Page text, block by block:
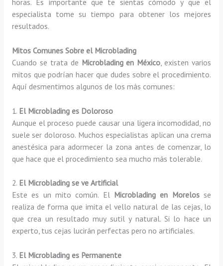
horas. Es importante que te sientas cómodo y que el
especialista tome su tiempo para obtener los mejores
resultados.
Mitos Comunes Sobre el Microblading
Cuando se trata de Microblading en México , existen varios
mitos que podrían hacer que dudes sobre el procedimiento.
Aquí desmentimos algunos de los más comunes:
1. El Microblading es Doloroso
Aunque el proceso puede causar una ligera incomodidad, no
suele ser doloroso. Muchos especialistas aplican una crema
anestésica para adormecer la zona antes de comenzar, lo
que hace que el procedimiento sea mucho más tolerable.
2. El Microblading se ve Artificial
Este es un mito común. El Microblading en Morelosse
realiza de forma que imita el vello natural de las cejas, lo
que crea un resultado muy sutil y natural. Si lo hace un
experto, tus cejas lucirán perfectas pero no artificiales.
3. El Microblading es Permanente